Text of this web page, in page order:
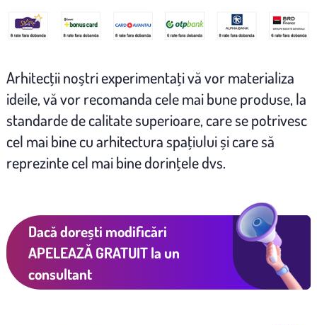
Arhitecţii noștri experimentaţi vă vor materializa
ideile, vă vor recomanda cele mai bune produse, la
standarde de calitate superioare, care se potrivesc
cel mai bine cu arhitectura spaţiului și care să
reprezinte cel mai bine dorinţele dvs.
Dacă dorești modificări
APELEAZĂ GRATUITla un
consultant